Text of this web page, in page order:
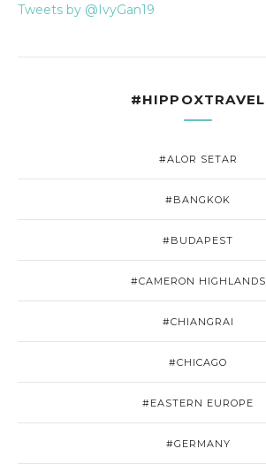
Tweets by @IvyGan19
#HIPPOXTRAVEL
#ALOR SETAR
#BANGKOK
#BUDAPEST
#CAMERON HIGHLANDS
#CHIANGRAI
#CHICAGO
#EASTERN EUROPE
#GERMANY